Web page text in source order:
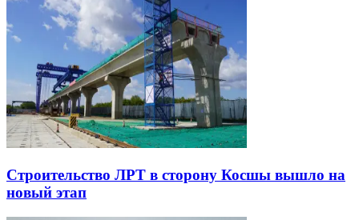
Строительство ЛРТ в сторону Косшы вышло на
новый этап